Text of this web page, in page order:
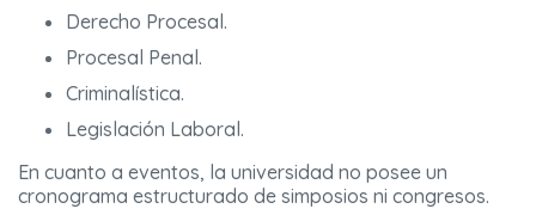
Derecho Procesal.
Procesal Penal.
Criminalística.
Legislación Laboral.
En cuanto a eventos, la universidad no posee un
cronograma estructurado de simposios ni congresos.